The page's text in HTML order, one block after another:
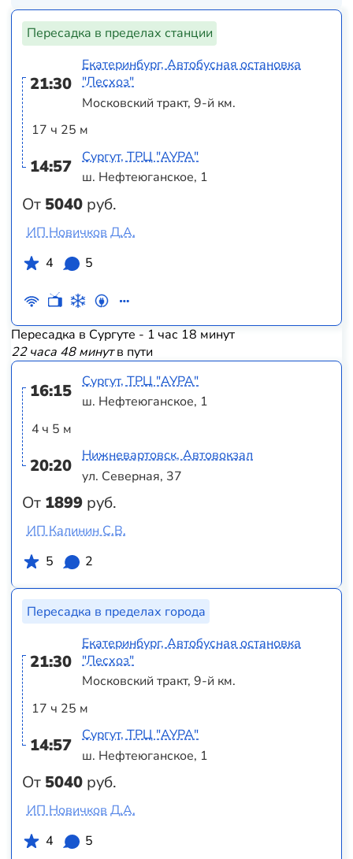
Пересадка в пределах станции
21:30
17 ч 25 м
14:57
От 5040 руб.
Екатеринбург, Автобусная остановка
"Лесхоз"
Московский тракт, 9-й км.
Сургут, ТРЦ "АУРА"
ш. Нефтеюганское, 1
ИП Новичков Д.А.
4
5
Пересадка в Сургуте - 1 час 18 минут
22 часа 48 минутв пути
16:15
4 ч 5 м
20:20
От 1899 руб.
Сургут, ТРЦ "АУРА"
ш. Нефтеюганское, 1
Нижневартовск, Автовокзал
ул. Северная, 37
ИП Калинин С.В.
5
2
Пересадка в пределах города
21:30
17 ч 25 м
14:57
От 5040 руб.
Екатеринбург, Автобусная остановка
"Лесхоз"
Московский тракт, 9-й км.
Сургут, ТРЦ "АУРА"
ш. Нефтеюганское, 1
ИП Новичков Д.А.
4
5